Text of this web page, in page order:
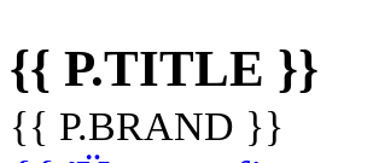
{{ P.TITLE }}
{{ P.BRAND }}